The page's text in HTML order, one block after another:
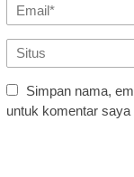
Simpan nama,
untuk komentar saya